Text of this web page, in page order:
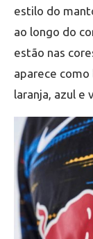
estilo do
ao longo do
estão nas
aparece como
laranja, azul e